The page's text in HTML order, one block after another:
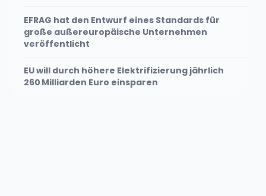
EFRAG hat den Entwurf eines Standards für
große außereuropäische Unternehmen
veröffentlicht
EU will durch höhere Elektrifizierung jährlich
260 Milliarden Euro einsparen